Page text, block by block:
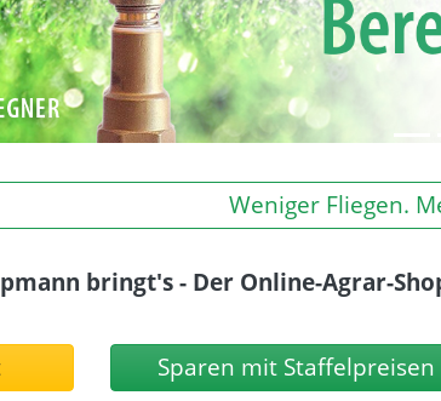
Weniger Fliegen.
bringt's - Der Online-Agrar-
Sparen mit Staffelpreisen